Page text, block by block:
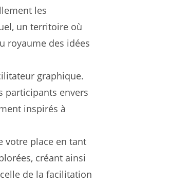
les
un territoire où
royaume des idées
graphique.
participants envers
inspirés à
votre place en tant
créant ainsi
de la facilitation